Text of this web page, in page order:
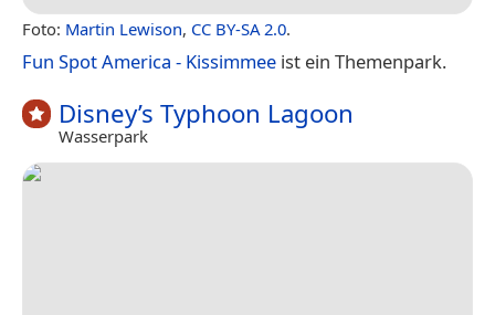
Foto: Martin Lewison, CC BY-SA 2.0.
Fun Spot America - Kissimmee ist ein Themenpark.
Disney’s Typhoon Lagoon
Wasserpark